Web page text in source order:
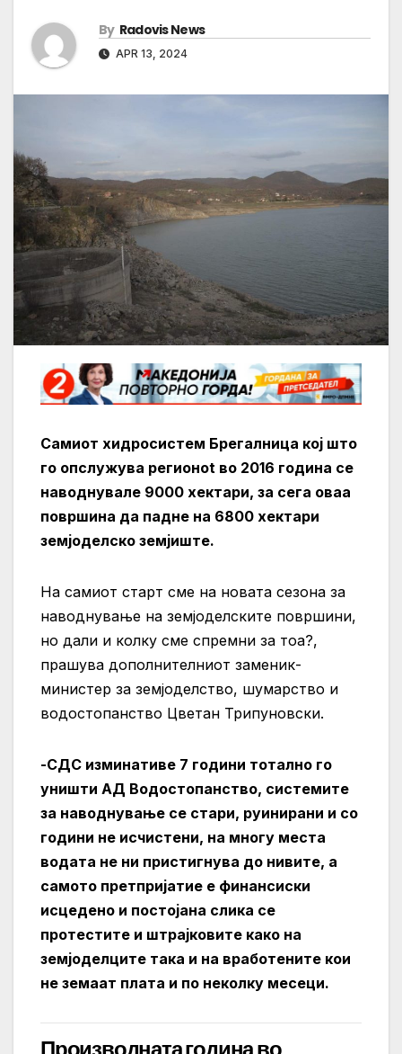
By Radovis News
APR 13, 2024
Самиот хидросистем Брегалница кој што
го опслужува регионot во 2016 година се
наводнувале 9000 хектари, за сега оваа
површина да падне на 6800 хектари
земјоделско земјиште.
На самиот старт сме на новата сезона за
наводнување на земјоделските површини,
но дали и колку сме спремни за тоа?,
прашува дополнителниот заменик-
министер за земјоделство, шумарство и
водостопанство Цветан Трипуновски.
-СДС изминативе 7 години тотално го
уништи АД Водостопанство, системите
за наводнување се стари, руинирани и со
години не исчистени, на многу места
водата не ни пристигнува до нивите, а
самото претпријатие е финансиски
исцедено и постојана слика се
протестите и штрајковите како на
земјоделците така и на вработените кои
не земаат плата и по неколку месеци.